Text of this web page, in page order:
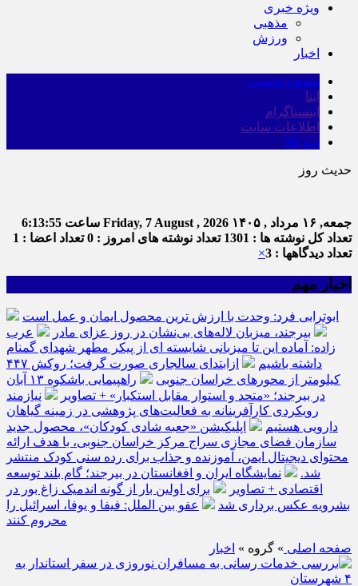
ویژه خبری
مذهبی
ورزش
اخبار
صفحه نخست
ایتا
اینستاگرام
اطلاعات سایت
برو بالا
حدیث روز
جمعه, ۱۶ مرداد , ۱۴۰۵ Friday, 7 August , 2026 ساعت 6:13:55
تعداد کل نوشته ها : 1301
تعداد نوشته های امروز : 0
تعداد اعضا : 1
تعداد دیدگاهها : 3
×
اخبار مهم
ابوترابی فرد: وحدت با ارزش ترین محصول ایمان و عمل است
بیرجند، میزبان لاله‌های بی‌نشان در روز عزای مادر
عرب
زاده: آماده این تا میزبانی شایسته ای از پیکر مطهر شهدای گمنام
داشته باشیم
ازابتدای سالجاری صورت گرفت؛ روکش ۴۴۷
کیلومتر از محورهای خراسان جنوبی
راهپیمایی باشکوه ۱۳ آبان
در بیرجند؛ «متحد و استوار مقابل استکبار» + تصاویر
نیازمند
رویکردی کارآفرینانه به فعالیت‌های پژوهشی در زمینه گیاهان
دارویی هستیم
اپلیکیشن «جعبه شادی کودکان»، محصول جدید
سازمان فضای مجازی سراج مرکز خراسان جنوبی، با هدف ارائه
محتوای دیجیتال ایمن، آموزنده و جذاب برای رده سنی کودک منتشر
شد.
نمایشگاه ایران و افغانستان در بیرجند؛ گام بلند توسعه
اقتصادی + تصاویر
برای اولین بار از گونه اندمیک زاغ بور در
بشرویه عکس برداری شد
عفو بین الملل: فیفا و یوفا، اسرائیل را
محروم کنند
صفحه اصلی » گروه » اخبار